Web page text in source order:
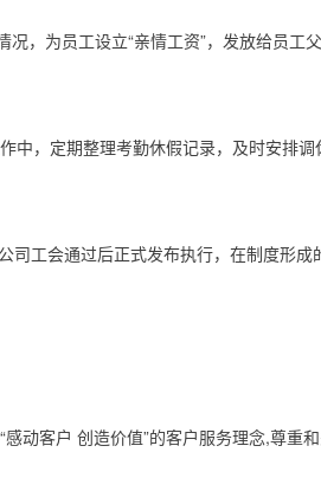
，为员工设立“亲情工资”，发放给员工
中，定期整理考勤休假记录，及时安排
工会通过后正式发布执行，在制度形成
动客户 创造价值”的客户服务理念,尊重